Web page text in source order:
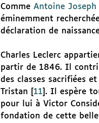
Comme Antoine Joseph
éminemment
déclaration de
Charles Leclerc
partir de 1846. Il
des classes sacrifiées
Tristan
11 . Il espère
pour lui à Victor
fondation de cette